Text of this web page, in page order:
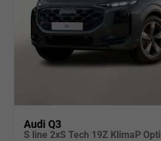
Audi Q3
S line 2xS Tech 19Z KlimaP